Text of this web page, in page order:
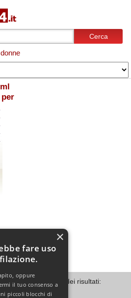
Cerca
)
1 prodotti) Pagina dei risultati:
fare uso
oppure
il tuo consenso a
piccoli blocchi di
×